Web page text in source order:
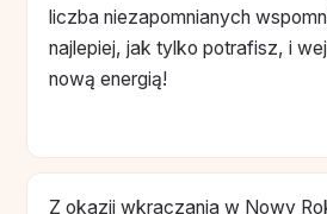
liczba niezapomnianych
najlepiej, jak tylko potrafisz, i
nową energią!
Z okazji wkraczania w Nowy